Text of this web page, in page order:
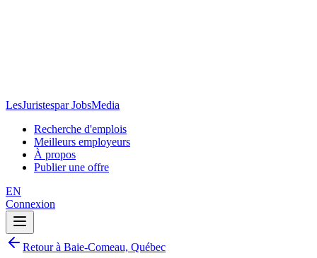
LesJuristespar JobsMedia
Recherche d'emplois
Meilleurs employeurs
À propos
Publier une offre
EN
Connexion
Retour à Baie-Comeau, Québec